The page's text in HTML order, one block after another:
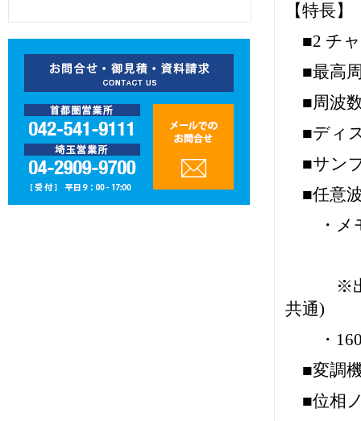
【特長】
■2 チ
■最高周
■周波数
■ディ
■サン
■任意
・メモ
※出荷
共通)
・160
■変調機
■位相ノ